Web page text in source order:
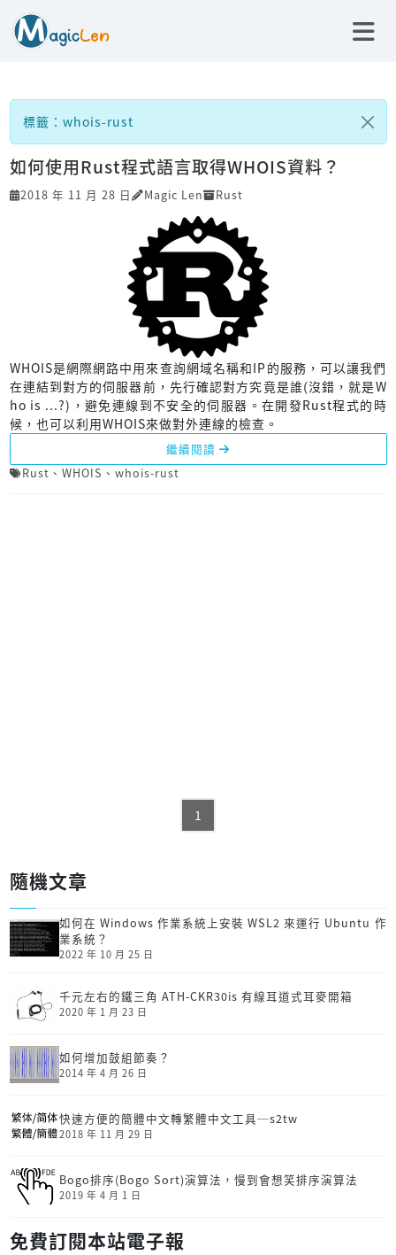
標籤：whois-rust
如何使用Rust程式語言取得WHOIS資料？
2018 年 11 月 28 日 Magic Len Rust
WHOIS是網際網路中用來查詢網域名稱和IP的服務，可以讓我們
在連結到對方的伺服器前，先行確認對方究竟是誰(沒錯，就是W
ho is ...?)，避免連線到不安全的伺服器。在開發Rust程式的時
候，也可以利用WHOIS來做對外連線的檢查。
繼續閱讀
Rust 、 WHOIS 、 whois-rust
1
隨機文章
如何在 Windows 作業系統上安裝 WSL2 來運行 Ubuntu 作
業系統？
2022 年 10 月 25 日
千元左右的鐵三角 ATH-CKR30is 有線耳道式耳麥開箱
2020 年 1 月 23 日
如何增加鼓組節奏？
2014 年 4 月 26 日
快速方便的簡體中文轉繁體中文工具─s2tw
2018 年 11 月 29 日
Bogo排序(Bogo Sort)演算法，慢到會想笑排序演算法
2019 年 4 月 1 日
免費訂閱本站電子報